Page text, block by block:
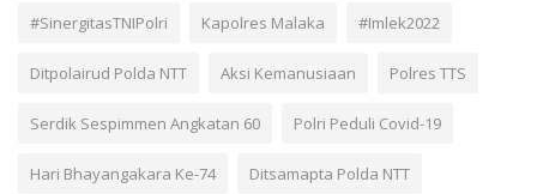
#SinergitasTNIPolri Kapolres Malaka #Imlek2022
Ditpolairud Polda NTT Aksi Kemanusiaan Polres TTS
Serdik Sespimmen Angkatan 60 Polri Peduli Covid-19
Hari Bhayangakara Ke-74 Ditsamapta Polda NTT